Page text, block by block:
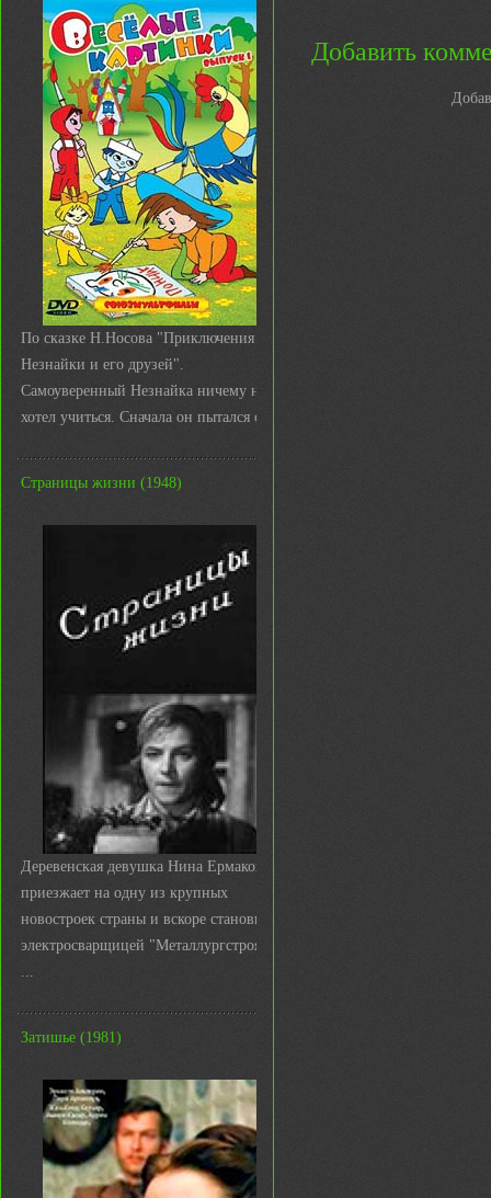
По сказке Н.Носова "Приключения
Незнайки и его друзей".
Самоуверенный Незнайка ничему не
хотел учиться. Сначала он пытался с ...
Страницы жизни (1948)
Деревенская девушка Нина Ермакова
приезжает на одну из крупных
новостроек страны и вскоре становится
электросварщицей "Металлургстроя&q
...
Затишье (1981)
Добавить